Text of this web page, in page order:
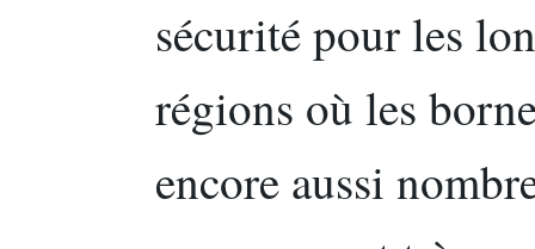
sécurité pour les
régions où les
encore aussi